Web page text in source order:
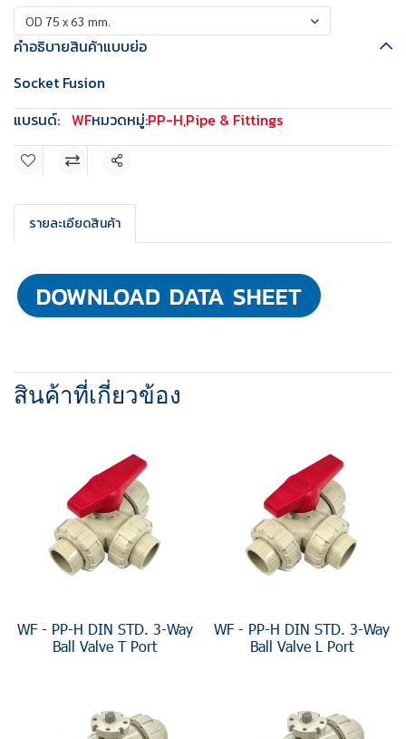
OD 75 x 63 mm.
คำอธิบายสินค้าแบบย่อ
Socket Fusion
แบรนด์: WFหมวดหมู่:PP-H,Pipe & Fittings
แชร์
รายละเอียดสินค้า
สินค้าที่เกี่ยวข้อง
WF - PP-H DIN STD. 3-Way
Ball Valve T Port
WF - PP-H DIN STD. 3-Way
Ball Valve L Port